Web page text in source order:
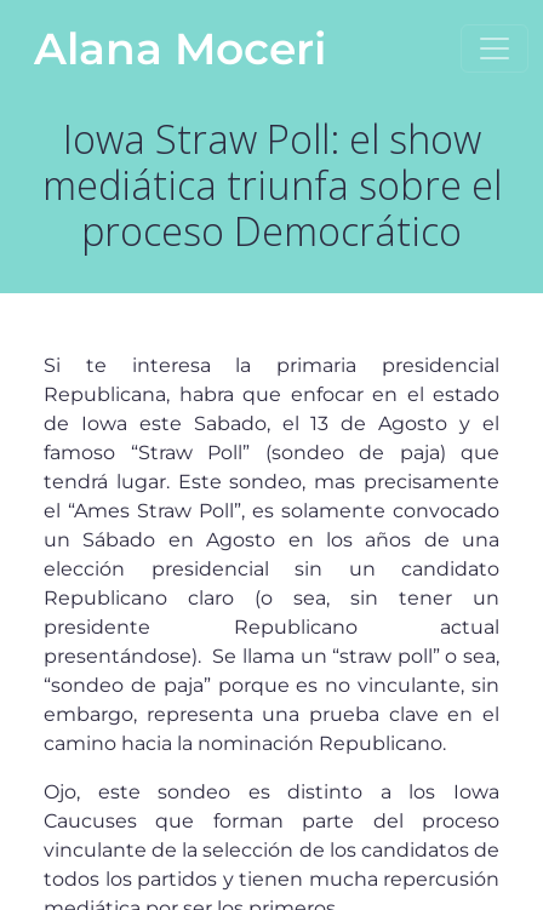
Navegación principal
Alana Moceri
Iowa Straw Poll: el show
mediática triunfa sobre el
proceso Democrático
Si te interesa la primaria presidencial
Republicana, habra que enfocar en el estado
de Iowa este Sabado, el 13 de Agosto y el
famoso “Straw Poll” (sondeo de paja) que
tendrá lugar. Este sondeo, mas precisamente
el “Ames Straw Poll”, es solamente convocado
un Sábado en Agosto en los años de una
elección presidencial sin un candidato
Republicano claro (o sea, sin tener un
presidente Republicano actual
presentándose). Se llama un “straw poll” o sea,
“sondeo de paja” porque es no vinculante, sin
embargo, representa una prueba clave en el
camino hacia la nominación Republicano.
Ojo, este sondeo es distinto a los Iowa
Caucuses que forman parte del proceso
vinculante de la selección de los candidatos de
todos los partidos y tienen mucha repercusión